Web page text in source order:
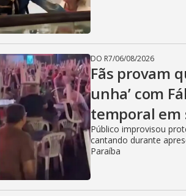
DO R7/06/08/2026
Fãs provam
unha’ com
temporal
Público improvisou
cantando durante
Paraíba